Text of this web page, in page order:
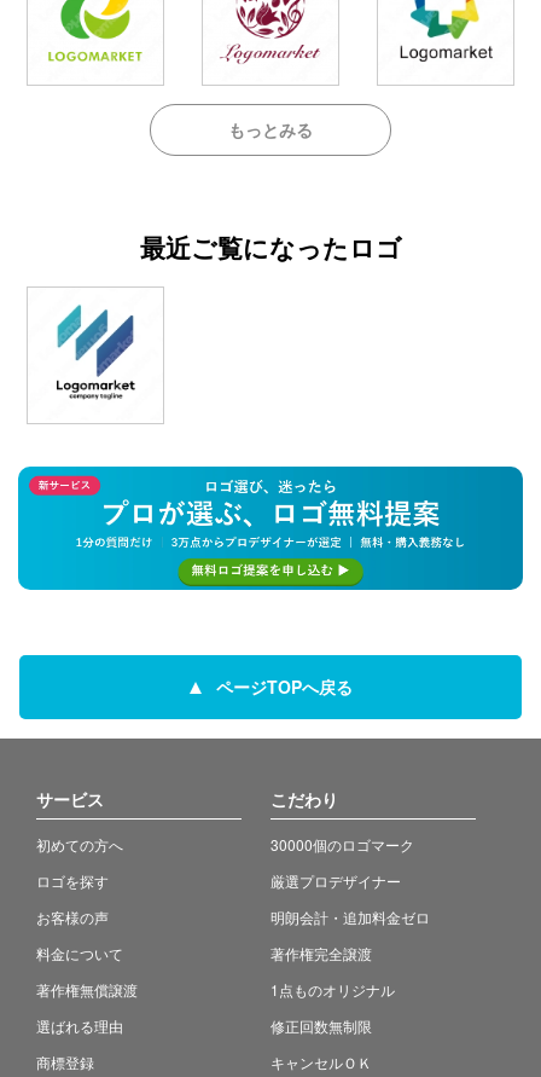
もっとみる
最近ご覧になったロゴ
ページTOPへ戻る
サービス
初めての方へ
ロゴを探す
お客様の声
料金について
著作権無償譲渡
選ばれる理由
商標登録
こだわり
30000個のロゴマーク
厳選プロデザイナー
明朗会計・追加料金ゼロ
著作権完全譲渡
1点ものオリジナル
修正回数無制限
キャンセルＯＫ